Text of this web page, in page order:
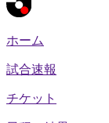
ホーム
試合速報
チケット